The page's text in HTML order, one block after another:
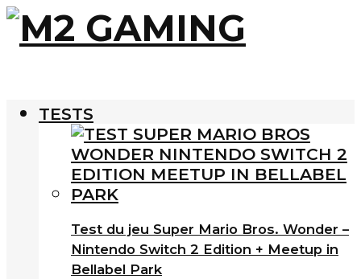
TESTS
Test du jeu Super Mario Bros. Wonder –
Nintendo Switch 2 Edition + Meetup in
Bellabel Park